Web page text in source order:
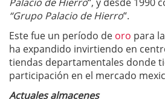
“Grupo Palacio de Hierro“.
Este fue un período de oro para
ha expandido invirtiendo en
tiendas departamentales donde
participación en el mercado
Actuales almacenes